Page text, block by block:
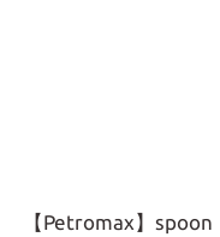
【Petromax】spoon